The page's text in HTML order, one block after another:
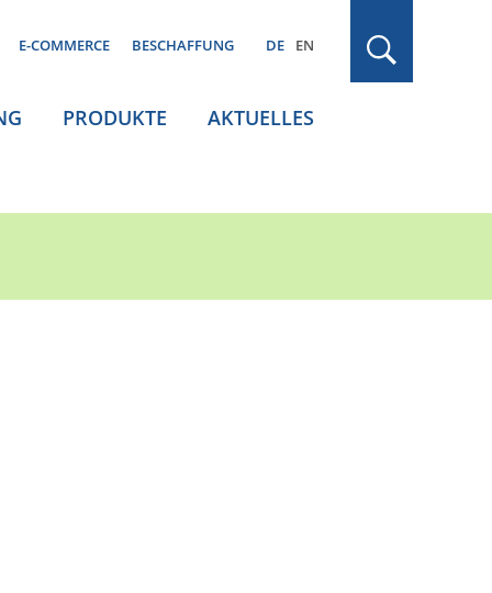
E-COMMERCE BESCHAFFUNG DE EN
PRODUKTE AKTUELLES